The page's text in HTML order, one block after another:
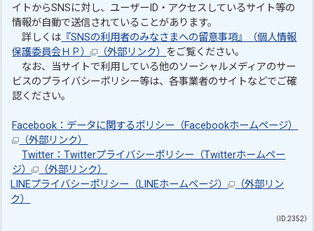
イトからSNSに対し、ユーザーID・アクセスしているサイト等の
情報が自動で送信されていることがあります。
詳しくは 『SNSの利用者のみなさまへの留意事項』（個人情報
保護委員会ＨＰ）
（外部リンク） をご覧ください。
なお、当サイトで利用している他のソーシャルメディアのサー
ビスのプライバシーポリシー等は、各事業者のサイトなどでご確
認ください。
Facebook：データに関するポリシー（Facebookホームページ）
（外部リンク）
Twitter：Twitterプライバシーポリシー（Twitterホームペー
ジ）
（外部リンク）
LINEプライバシーポリシー（LINEホームページ）
（外部リン
ク）
（ID:2352）